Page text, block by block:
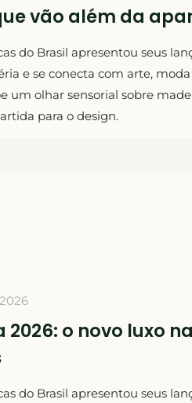
vão além da
do Brasil apresentou seus
e se conecta com arte,
um olhar sensorial sobre
para o design.
2026: o novo luxo
do Brasil apresentou seus